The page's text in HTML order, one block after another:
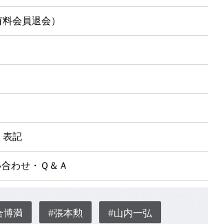
会員退会）
表記
わせ・Ｑ＆Ａ
博満 #張本勲 #山内一弘